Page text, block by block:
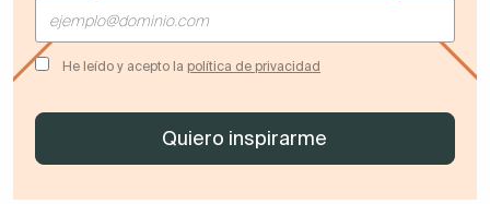
He leído y acepto la política de privacidad